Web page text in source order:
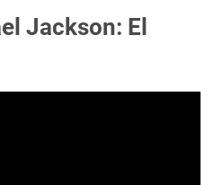
Jackson: El